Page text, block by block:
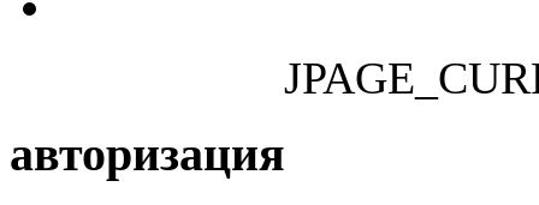
авторизация